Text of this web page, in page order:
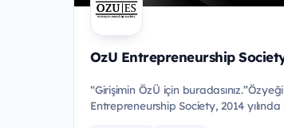
OzU Entrepreneurship
“Girişimin ÖzÜ için
Entrepreneurship Society, 2014